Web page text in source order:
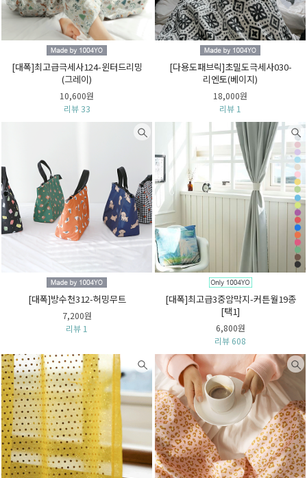
[대폭]최고급극세사124-윈터드리밍
(그레이)
10,600원
리뷰 33
[다용도패브릭]초밀도극세사030-
리엔토(베이지)
18,000원
리뷰 1
[대폭]방수천312-허밍무트
7,200원
리뷰 1
[대폭]최고급3중암막지-커튼월19종
[택1]
6,800원
리뷰 608